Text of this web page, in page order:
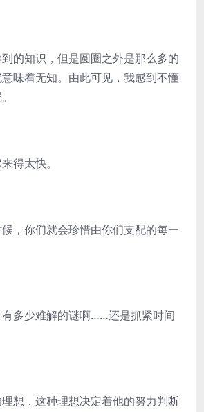
的知识，但是圆圈之外是那么多的
味着无知。由此可见，我感到不懂
得太快。
，你们就会珍惜由你们支配的每一
多少难解的谜啊……还是抓紧时间
想，这种理想决定着他的努力判断